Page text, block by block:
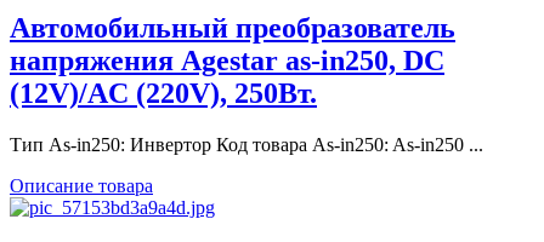
Автомобильный преобразователь
напряжения Agestar as-in250, DC
(12V)/AC (220V), 250Вт.
Тип As-in250: Инвертор Код товара As-in250: As-in250 ...
Описание товара